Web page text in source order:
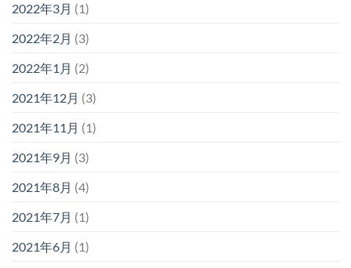
2022年3月 (1)
2022年2月 (3)
2022年1月 (2)
2021年12月 (3)
2021年11月 (1)
2021年9月 (3)
2021年8月 (4)
2021年7月 (1)
2021年6月 (1)